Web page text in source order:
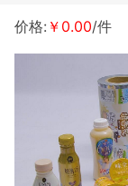
价格: ￥0.00/件